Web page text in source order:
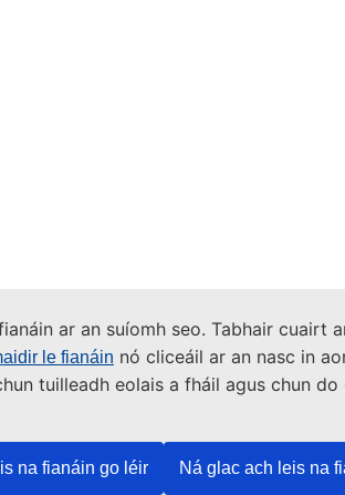
ar an suíomh seo. Tabhair cuairt
le fianáin nó cliceáil ar an nasc in
tuilleadh eolais a fháil agus chun
na fianáin go léir Ná glac ach leis na